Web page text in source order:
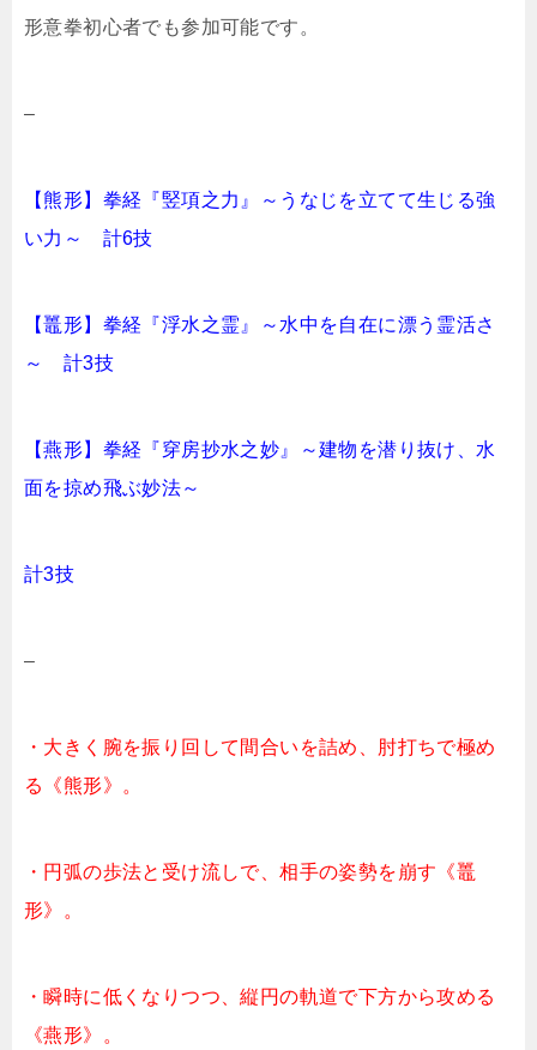
形意拳初心者でも参加可能です。
–
【熊形】拳経『竪項之力』～うなじを立てて生じる強
い力～ 計6技
【鼉形】拳経『浮水之霊』～水中を自在に漂う霊活さ
～ 計3技
【燕形】拳経『穿房抄水之妙』～建物を潜り抜け、水
面を掠め飛ぶ妙法～
計3技
–
・大きく腕を振り回して間合いを詰め、肘打ちで極め
る《熊形》。
・円弧の歩法と受け流しで、相手の姿勢を崩す《鼉
形》。
・瞬時に低くなりつつ、縦円の軌道で下方から攻める
《燕形》。